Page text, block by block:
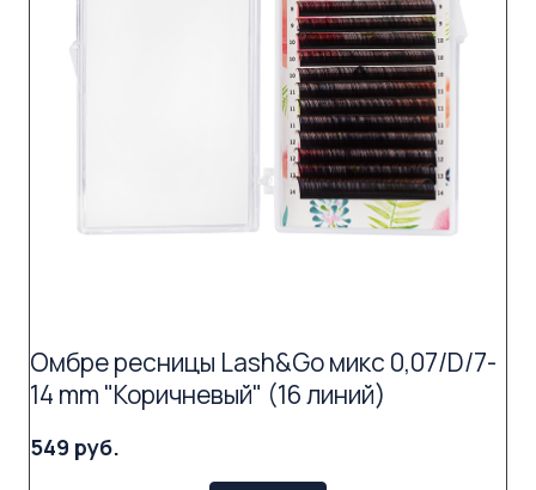
Омбре ресницы Lash&Go микс 0,07/D/7-
14 mm "Коричневый" (16 линий)
549 руб.